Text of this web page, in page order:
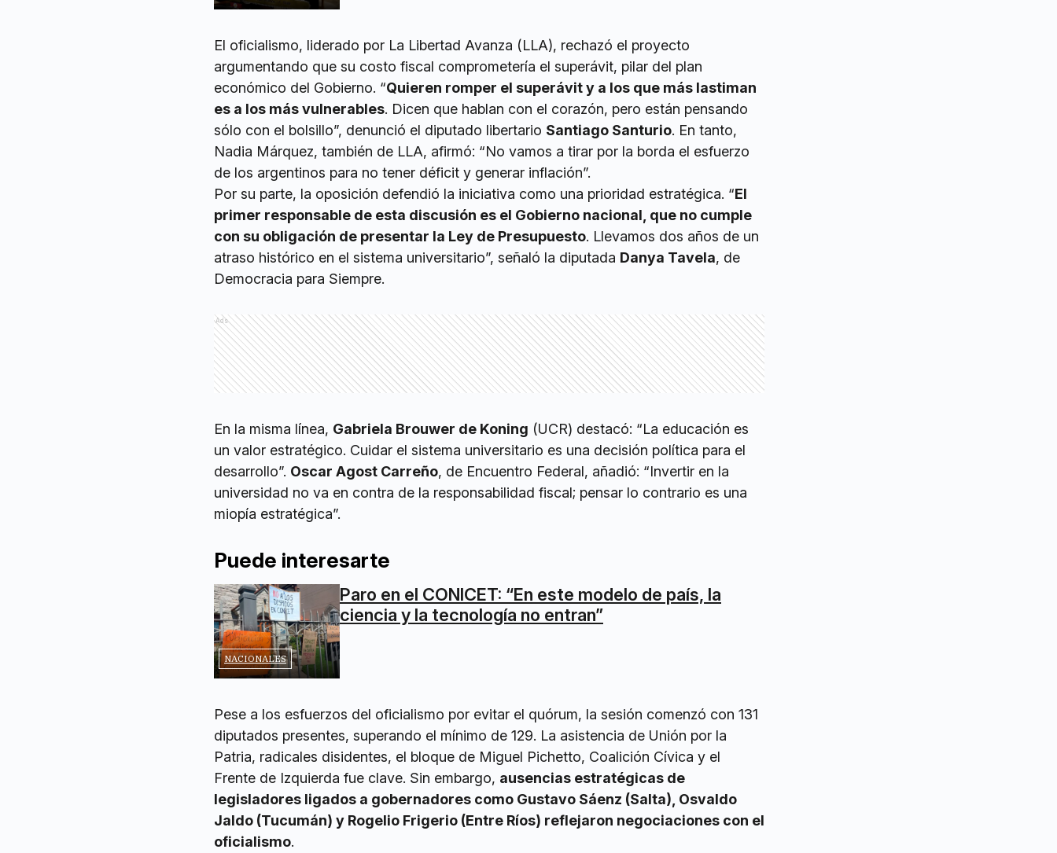
El oficialismo, liderado por La Libertad Avanza (LLA), rechazó el proyecto
argumentando que su costo fiscal comprometería el superávit, pilar del plan
económico del Gobierno. “Quieren romper el superávit y a los que más lastiman
es a los más vulnerables. Dicen que hablan con el corazón, pero están pensando
sólo con el bolsillo”, denunció el diputado libertario Santiago Santurio. En tanto,
Nadia Márquez, también de LLA, afirmó: “No vamos a tirar por la borda el esfuerzo
de los argentinos para no tener déficit y generar inflación”.
Por su parte, la oposición defendió la iniciativa como una prioridad estratégica. “El
primer responsable de esta discusión es el Gobierno nacional, que no cumple
con su obligación de presentar la Ley de Presupuesto. Llevamos dos años de un
atraso histórico en el sistema universitario”, señaló la diputada Danya Tavela, de
Democracia para Siempre.
Ads
En la misma línea, Gabriela Brouwer de Koning (UCR) destacó: “La educación es
un valor estratégico. Cuidar el sistema universitario es una decisión política para el
desarrollo”. Oscar Agost Carreño, de Encuentro Federal, añadió: “Invertir en la
universidad no va en contra de la responsabilidad fiscal; pensar lo contrario es una
miopía estratégica”.
Puede interesarte
NACIONALES
Paro en el CONICET: “En este modelo de país, la
ciencia y la tecnología no entran”
Pese a los esfuerzos del oficialismo por evitar el quórum, la sesión comenzó con 131
diputados presentes, superando el mínimo de 129. La asistencia de Unión por la
Patria, radicales disidentes, el bloque de Miguel Pichetto, Coalición Cívica y el
Frente de Izquierda fue clave. Sin embargo, ausencias estratégicas de
legisladores ligados a gobernadores como Gustavo Sáenz (Salta), Osvaldo
Jaldo (Tucumán) y Rogelio Frigerio (Entre Ríos) reflejaron negociaciones con el
oficialismo.